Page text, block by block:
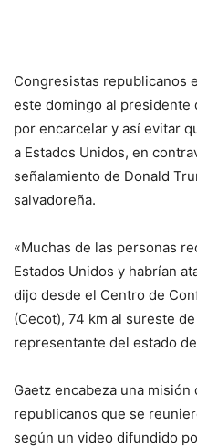
Congresistas republicanos
este domingo al presidente
por encarcelar y así evitar
a Estados Unidos, en
señalamiento de Donald
salvadoreña.
«Muchas de las personas
Estados Unidos y habrían
dijo desde el Centro de
(Cecot), 74 km al sureste
representante del estado
Gaetz encabeza una
republicanos que se
según un video difundido